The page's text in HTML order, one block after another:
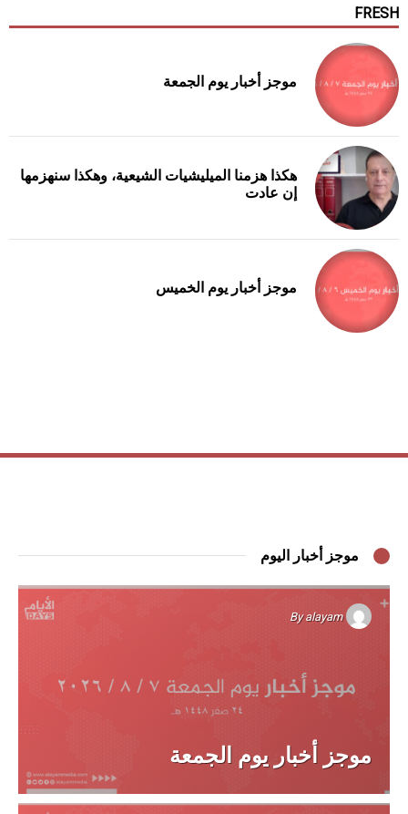
FRESH
موجز أخبار يوم الجمعة
هكذا هزمنا الميليشيات الشيعية، وهكذا سنهزمها
إن عادت
موجز أخبار يوم الخميس
موجز أخبار اليوم
Byalayam
موجز أخبار يوم الجمعة